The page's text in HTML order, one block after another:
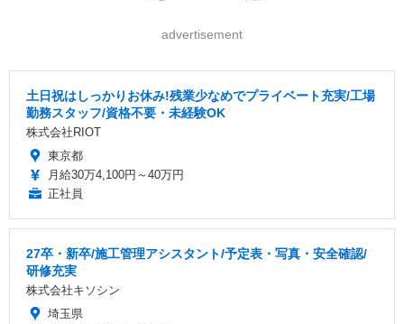
advertisement
土日祝はしっかりお休み!残業少なめでプライベート充実/工場
勤務スタッフ/資格不要・未経験OK
株式会社RIOT
東京都
月給30万4,100円～40万円
正社員
27卒・新卒/施工管理アシスタント/予定表・写真・安全確認/
研修充実
株式会社キソシン
埼玉県